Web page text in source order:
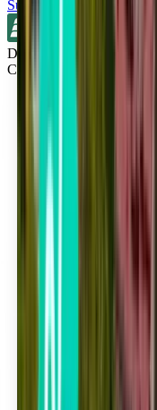
Suche
Direkt
Cleveland CLE